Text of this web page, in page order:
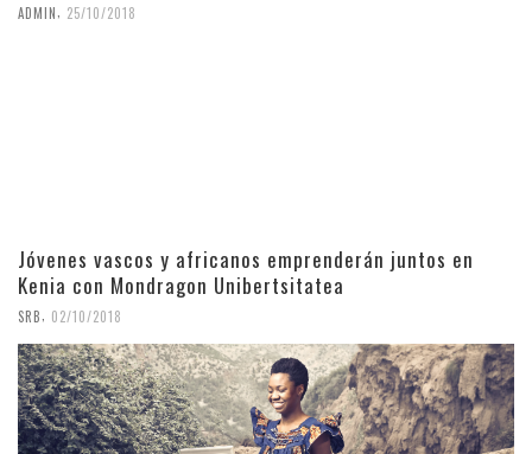
ADMIN 25/10/2018
Jóvenes vascos y africanos emprenderán juntos en
Kenia con Mondragon Unibertsitatea
SRB, 02/10/2018